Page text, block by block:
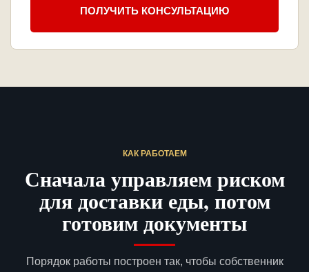
ПОЛУЧИТЬ КОНСУЛЬТАЦИЮ
КАК РАБОТАЕМ
Сначала управляем риском
для доставки еды, потом
готовим документы
Порядок работы построен так, чтобы собственник